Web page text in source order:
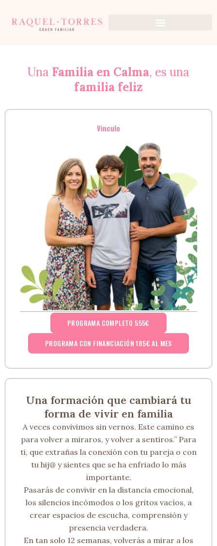
contenido
Una Familia en Calma, es una
familia feliz
Vinculo
PROGRAMA COMPLETO 555€
PROGRAMA CON FINANCIACIÓN 185€ AL MES
Una formación que cambiará tu
forma de vivir en familia
A veces convivimos sin vernos. Este camino es
para volver a miraros, y volver a sentiros.” Para
ti, que extrañas la conexión con tu pareja o con
tu hij@ y sientes que se ha enfriado lo más
importante.
Pasarás de convivir en la distancia emocional,
los silencios incómodos o los gritos vacíos, a
crear espacios de escucha, comprensión y
presencia verdadera.
En tan solo 12 semanas, volverás a mirar a los